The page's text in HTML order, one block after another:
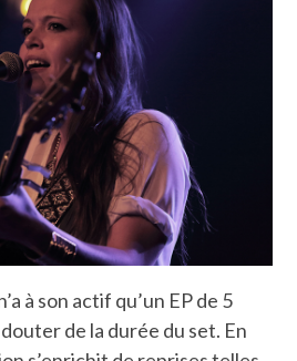
à son actif qu’un EP de 5
de la durée du set. En